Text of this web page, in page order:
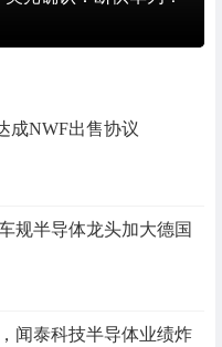
成NWF出售协议
规半导体龙头加大德国
闻泰科技半导体业绩炸